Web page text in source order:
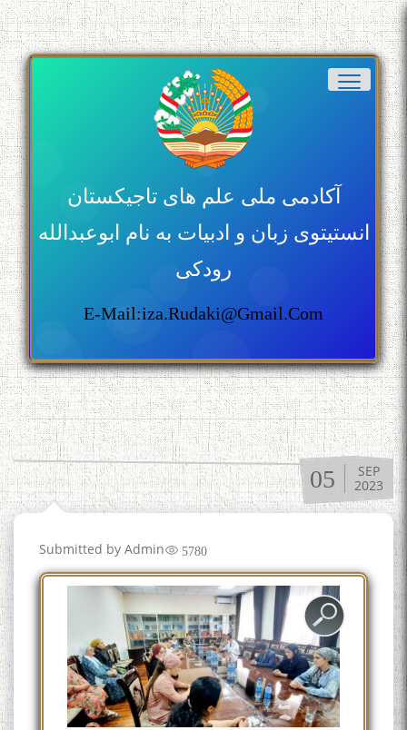
آکادمی ملی علم های تاجیکستان
انستیتوی زبان و ادبیات به نام ابوعبدالله
رودکی
E-Mail:iza.rudaki@gmail.com
05
SEP
2023
Submitted by Admin 5780